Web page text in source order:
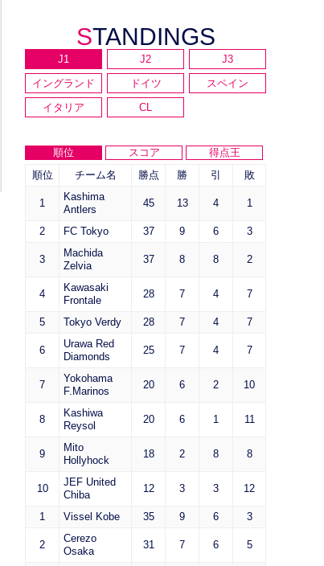
STANDINGS
J1 J2
J3
イングランド
ドイツ
スペイン
イタリア
CL
順位 スコア
得点王
順位
チーム名 勝点 勝 引 敗
1
Kashima
Antlers
45 13 4 1
2 FC Tokyo 37 9 6 3
3
Machida
Zelvia
37 8 8 2
4
Kawasaki
Frontale
28 7 4 7
5 Tokyo Verdy 28 7 4 7
6
Urawa Red
Diamonds
25 7 4 7
7
Yokohama
F.Marinos
20 6 2 10
8
Kashiwa
Reysol
20 6 1 11
9
Mito
Hollyhock
18 2 8 8
10
JEF United
Chiba
12 3 3 12
1 Vissel Kobe 35 9 6 3
2
Cerezo
Osaka
31 7 6 5